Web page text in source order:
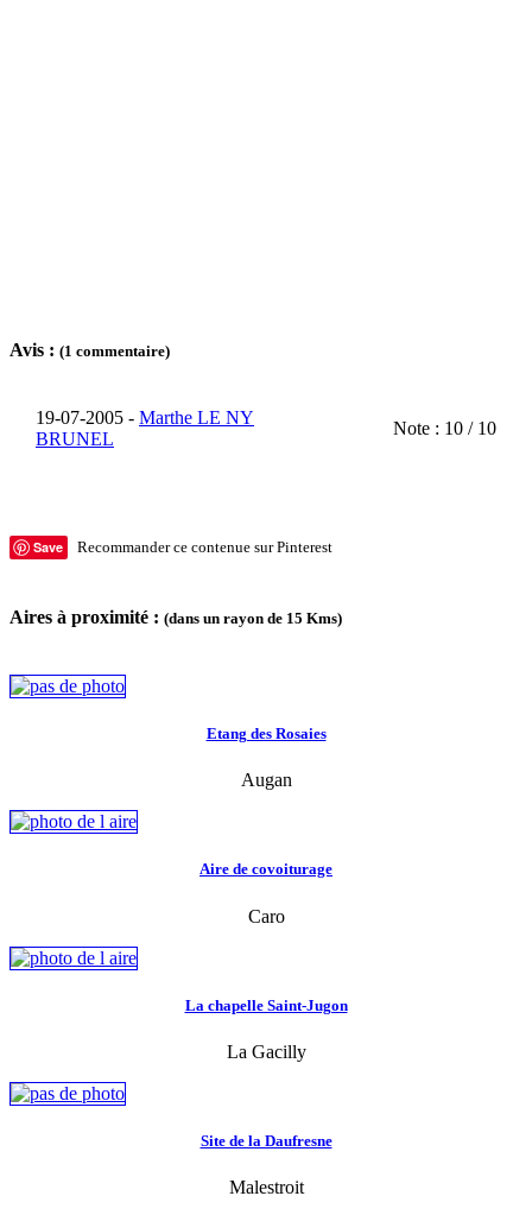
Avis : (1 commentaire)
19-07-2005 - Marthe LE NY
BRUNEL
Note : 10 / 10
Save Recommander ce contenue sur Pinterest
Aires à proximité : (dans un rayon de 15 Kms)
Etang des Rosaies
Augan
Aire de covoiturage
Caro
La chapelle Saint-Jugon
La Gacilly
Site de la Daufresne
Malestroit